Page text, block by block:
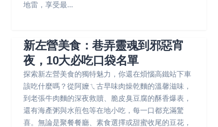
地雷，享受最...
新左營美食：巷弄靈魂到邪惡宵
夜，10大必吃口袋名單
探索新左營美食的獨特魅力，你還在煩惱高鐵站下車
該吃什麼嗎？從阿嬤ㄟ古早味肉燥乾麵的溫馨滋味，
到老張牛肉麵的深夜救贖、脆皮臭豆腐的酥香爆表，
還有海產粥與水煎包等在地小吃，每一口都充滿驚
喜。無論是聚餐餐廳、素食選擇或甜蜜收尾的豆花，